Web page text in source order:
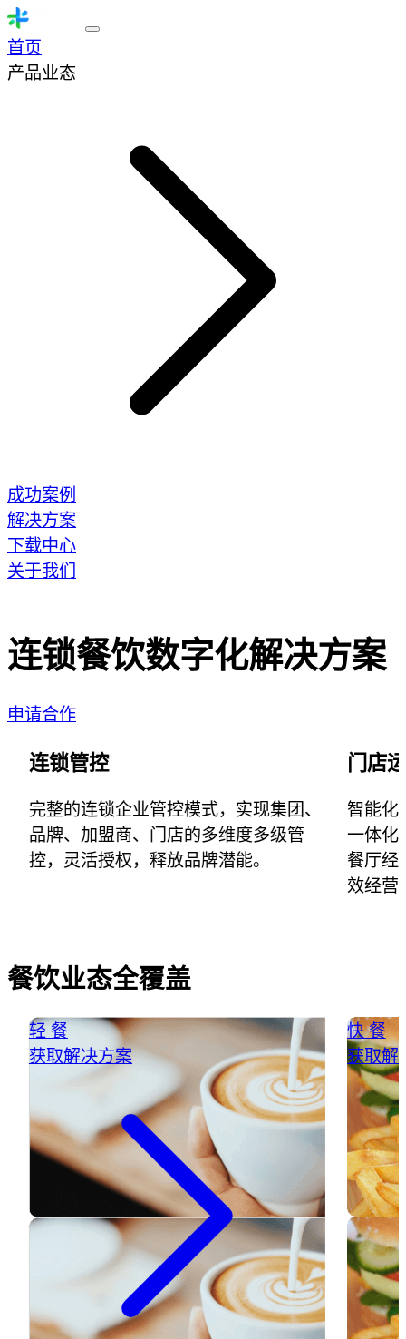
首页
产品业态
成功案例
解决方案
下载中心
关于我们
连锁餐饮数字化解决方案
申请合作
连锁管控
完整的连锁企业管控模式，实现集团、
品牌、加盟商、门店的多维度多级管
控，灵活授权，释放品牌潜能。
门店
智能化
一体化
餐厅经
效经营
餐饮业态全覆盖
轻 餐
获取解决方案
快 餐
获取解